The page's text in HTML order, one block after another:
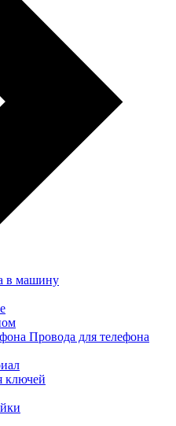
в машину
Провода для телефона
ключей